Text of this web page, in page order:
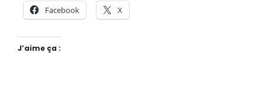
Facebook X
J’aime ça :